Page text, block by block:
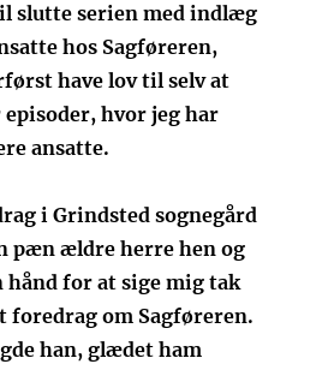
slutte serien med indlæg
hos Sagføreren,
have lov til selv at
hvor jeg har
ansatte.
i Grindsted sognegård
pæn ældre herre hen og
for at sige mig tak
om Sagføreren.
han, glædet ham